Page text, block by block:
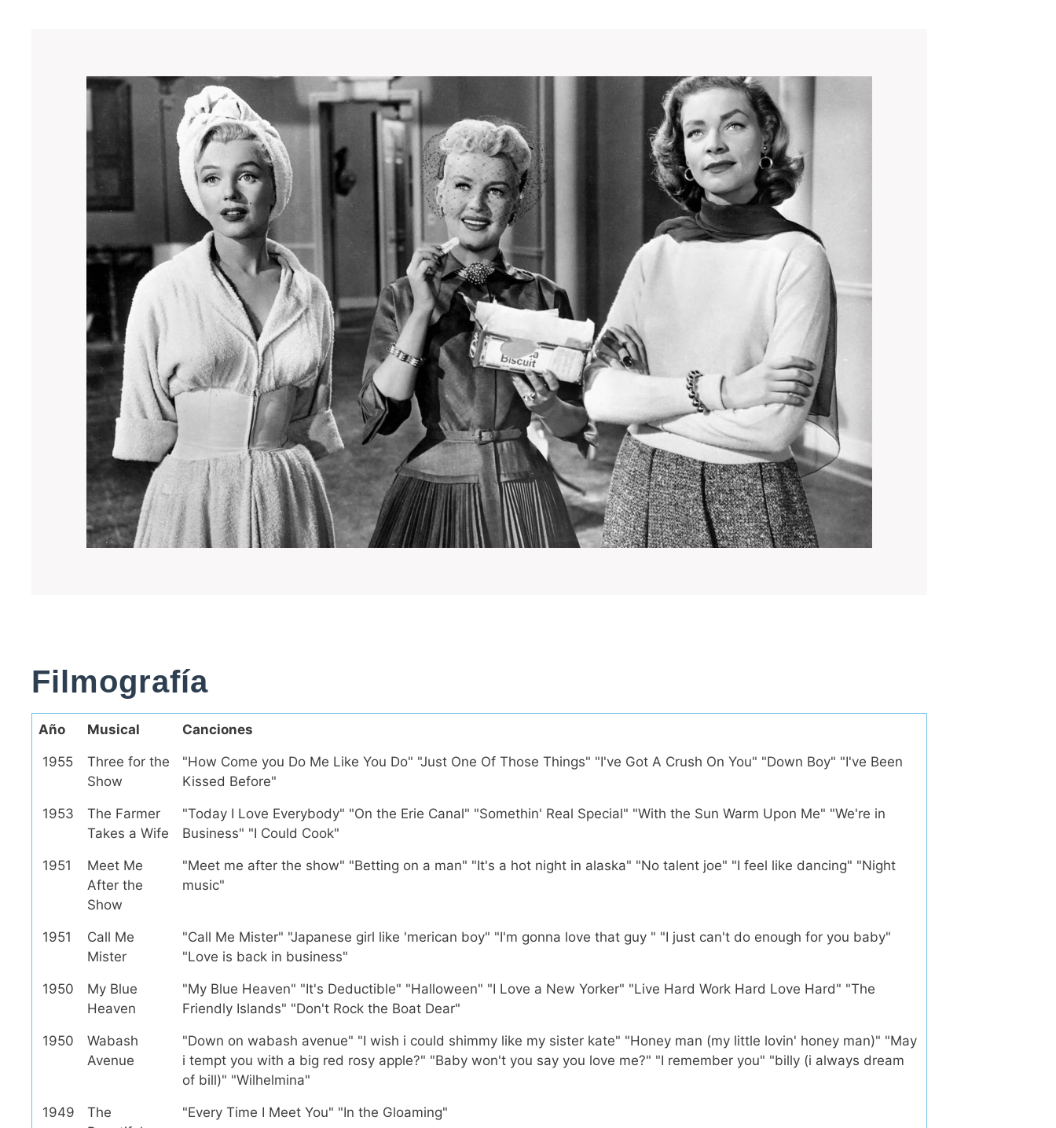
Filmografía
Año Musical Canciones
1955
Three for the
Show
"How Come you Do Me Like You Do" "Just One Of Those Things" "I've Got A Crush On You" "Down Boy" "I've Been
Kissed Before"
1953
The Farmer
Takes a Wife
"Today I Love Everybody" "On the Erie Canal" "Somethin' Real Special" "With the Sun Warm Upon Me" "We're in
Business" "I Could Cook"
1951
Meet Me
After the
Show
"Meet me after the show" "Betting on a man" "It's a hot night in alaska" "No talent joe" "I feel like dancing" "Night
music"
1951
Call Me
Mister
"Call Me Mister" "Japanese girl like 'merican boy" "I'm gonna love that guy " "I just can't do enough for you baby"
"Love is back in business"
1950
My Blue
Heaven
"My Blue Heaven" "It's Deductible" "Halloween" "I Love a New Yorker" "Live Hard Work Hard Love Hard" "The
Friendly Islands" "Don't Rock the Boat Dear"
1950
Wabash
Avenue
"Down on wabash avenue" "I wish i could shimmy like my sister kate" "Honey man (my little lovin' honey man)" "May
i tempt you with a big red rosy apple?" "Baby won't you say you love me?" "I remember you" "billy (i always dream
of bill)" "Wilhelmina"
1949
The
"Every Time I Meet You" "In the Gloaming"